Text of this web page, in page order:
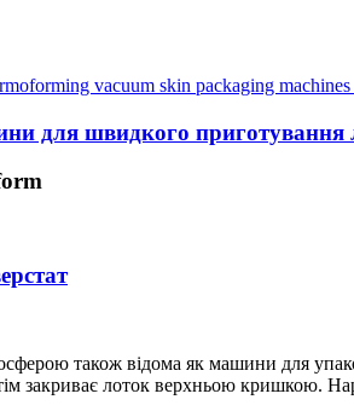
для швидкого
також відома як машини для
закриває лоток верхньою кришкою.